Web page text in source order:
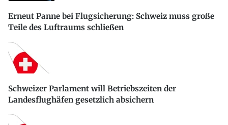
Erneut Panne bei Flugsicherung: Schweiz muss große
Teile des Luftraums schließen
Schweizer Parlament will Betriebszeiten der
Landesflughäfen gesetzlich absichern